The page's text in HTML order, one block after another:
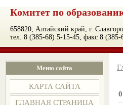
Комитет по
658820, Алтайский край, г.
тел. 8 (385-68) 5-15-45, факс 8
Меню сайта
КАРТА САЙТА
ГЛАВНАЯ СТРАНИЦА